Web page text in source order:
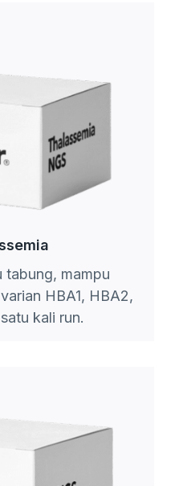
tabung, mampu
HBA1, HBA2,
kali run.